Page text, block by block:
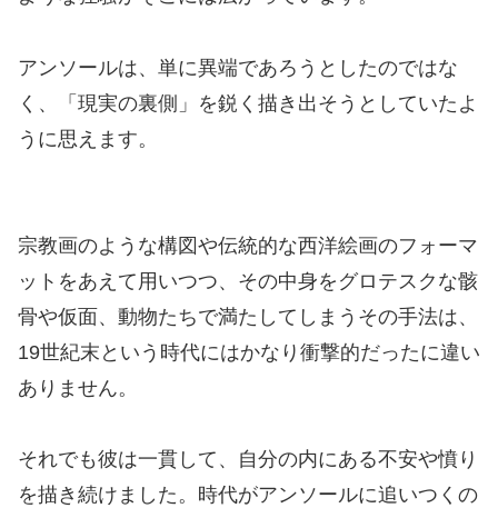
アンソールは、単に異端であろうとしたのではな
く、「現実の裏側」を鋭く描き出そうとしていたよ
うに思えます。
宗教画のような構図や伝統的な西洋絵画のフォーマ
ットをあえて用いつつ、その中身をグロテスクな骸
骨や仮面、動物たちで満たしてしまうその手法は、
19世紀末という時代にはかなり衝撃的だったに違い
ありません。
それでも彼は一貫して、自分の内にある不安や憤り
を描き続けました。時代がアンソールに追いつくの